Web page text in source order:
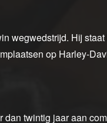
wegwedstrijd. Hij
op Harley-
twintig jaar aan